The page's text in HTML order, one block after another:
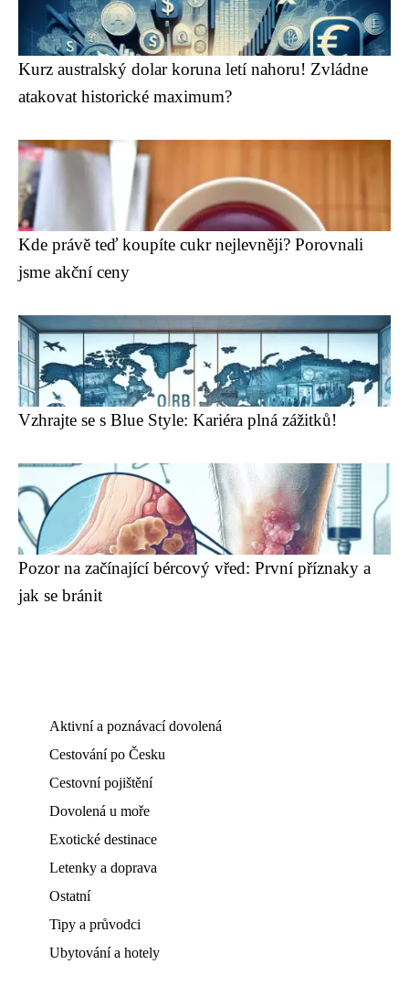
Kurz australský dolar koruna letí nahoru! Zvládne
atakovat historické maximum?
Kde právě teď koupíte cukr nejlevněji? Porovnali
jsme akční ceny
Vzhrajte se s Blue Style: Kariéra plná zážitků!
Pozor na začínající bércový vřed: První příznaky a
jak se bránit
Aktivní a poznávací dovolená
Cestování po Česku
Cestovní pojištění
Dovolená u moře
Exotické destinace
Letenky a doprava
Ostatní
Tipy a průvodci
Ubytování a hotely